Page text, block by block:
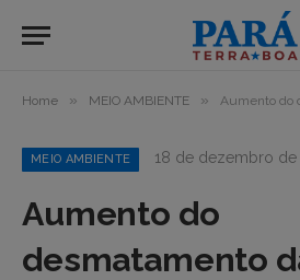
Home » MEIO AMBIENTE » Aumento do desmatamento da
MEIO AMBIENTE 18 de dezembro de
Aumento do
desmatamento